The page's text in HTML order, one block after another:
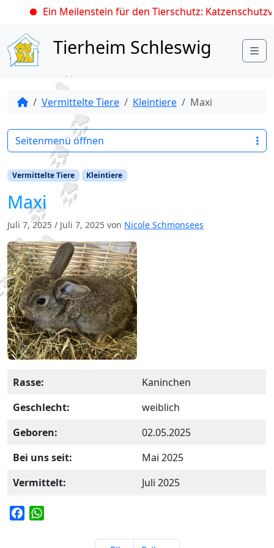
Ein Meilenstein für den Tierschutz:
Skip to content
Tierheim Schleswig
Vermittelte Tiere Kleintiere Maxi
Vermittelte Tiere Kleintiere
Maxi
Juli 7, 2025 / Juli 7, 2025 von Nicole Schmonsees
Rasse:
Kaninchen
Geschlecht:
weiblich
Geboren:
02.05.2025
Bei uns seit:
Mai 2025
Vermittelt:
Juli 2025
Seitenmenü öffnen